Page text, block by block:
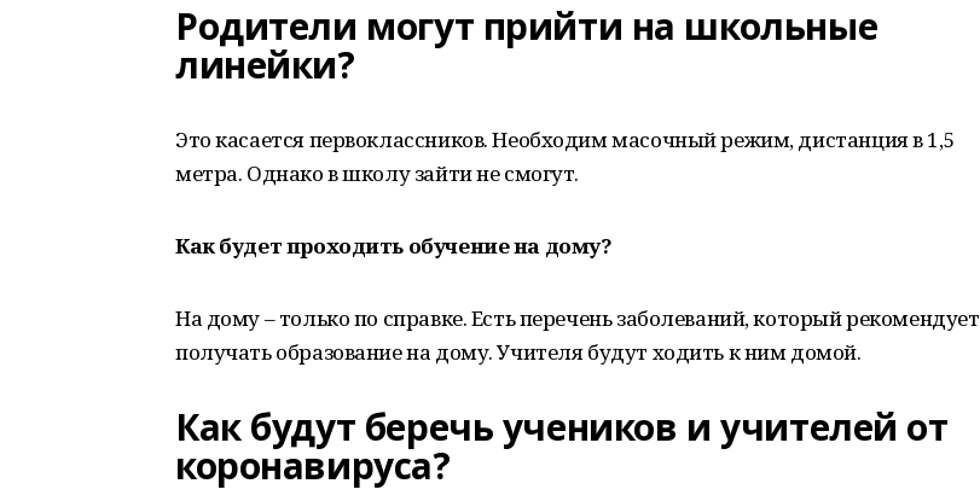
Родители могут прийти на школьные
линейки?
Это касается первоклассников. Необходим масочный режим, дистанция в 1,5
метра. Однако в школу зайти не смогут.
Как будет проходить обучение на дому?
На дому – только по справке. Есть перечень заболеваний, который рекомендует
получать образование на дому. Учителя будут ходить к ним домой.
Как будут беречь учеников и учителей от
коронавируса?